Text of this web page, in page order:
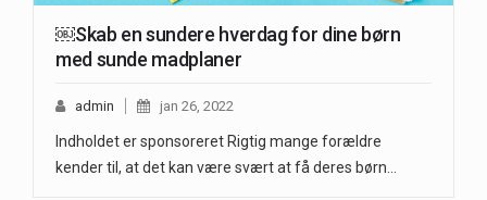
￼Skab en sundere hverdag for dine børn
med sunde madplaner
admin jan 26, 2022
Indholdet er sponsoreret Rigtig mange forældre
kender til, at det kan være svært at få deres børn…